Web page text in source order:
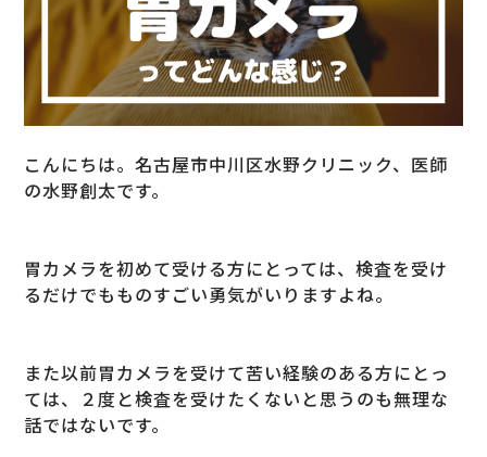
こんにちは。名古屋市中川区水野クリニック、医師
の水野創太です。
胃カメラを初めて受ける方にとっては、検査を受け
るだけでもものすごい勇気がいりますよね。
また以前胃カメラを受けて苦い経験のある方にとっ
ては、２度と検査を受けたくないと思うのも無理な
話ではないです。